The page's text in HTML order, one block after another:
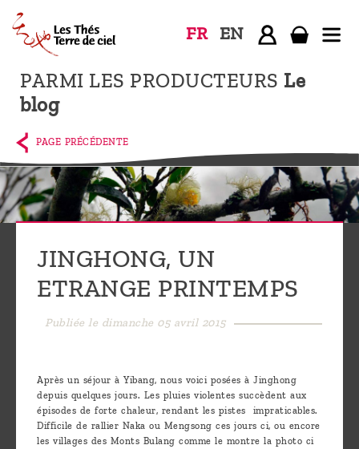
PARMI LES PRODUCTEURS Le
blog
FR EN
Accueil
La
boutique
Terre de
Ciel
Parmi les
le blog
sommes-
Découvrir
le thé
Pu'Erh
PAGE PRÉCÉDENTE
JINGHONG, UN
ETRANGE PRINTEMPS
Publiée le dimanche 05 avril 2015
Après un séjour à Yibang, nous voici posées à Jinghong
depuis quelques jours. Les pluies violentes succèdent aux
épisodes de forte chaleur, rendant les pistes impraticables.
Difficile de rallier Naka ou Mengsong ces jours ci, ou encore
les villages des Monts Bulang comme le montre la photo ci